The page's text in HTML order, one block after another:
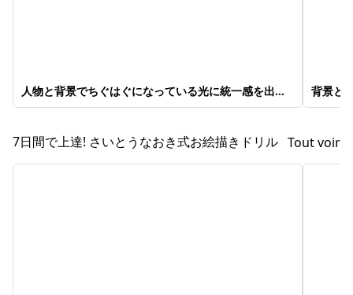
人物と背景でちぐはぐになっている光に統一感を出そ
う『光・色彩を使いこなす』
背景と
ストな
7日間で上達! さいとうなおき式お絵描きドリル Tout voir